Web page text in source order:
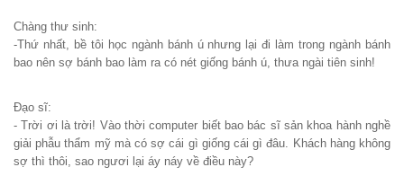
Chàng thư sinh:
-Thứ nhất, bề tôi học ngành bánh ú nhưng lại đi làm trong ngành bánh
bao nên sợ bánh bao làm ra có nét giống bánh ú, thưa ngài tiên sinh!
Đạo sĩ:
- Trời ơi là trời! Vào thời computer biết bao bác sĩ sản khoa hành nghề
giải phẫu thẩm mỹ mà có sợ cái gì giống cái gì đâu. Khách hàng không
sợ thì thôi, sao ngươi lại áy náy về điều này?